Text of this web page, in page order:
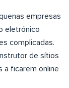
empresas
eletrónico
complicadas.
de sítios
a ficarem online